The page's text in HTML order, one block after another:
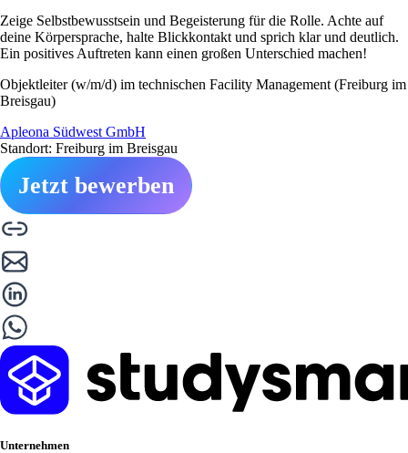
Zeige Selbstbewusstsein und Begeisterung für die Rolle. Achte auf
deine Körpersprache, halte Blickkontakt und sprich klar und deutlich.
Ein positives Auftreten kann einen großen Unterschied machen!
Objektleiter (w/m/d) im technischen Facility Management (Freiburg im
Breisgau)
Apleona Südwest GmbH
Standort: Freiburg im Breisgau
Jetzt bewerben
Unternehmen